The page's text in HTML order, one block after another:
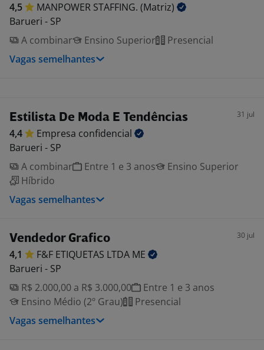
4,5 MANPOWER STAFFING. (Matriz)
Barueri - SP
A combinar
Ensino Superior
Presencial
Vagas semelhantes
Estilista De Moda E Tendências 31 jul
4,4 Empresa confidencial
Barueri - SP
A combinar
Entre 1 e 3 anos
Ensino Superior
Híbrido
Vagas semelhantes
Vendedor Grafico 30 jul
4,1 F&F ETIQUETAS LTDA ME
Barueri - SP
R$ 2.000,00 a R$ 3.000,00
Entre 1 e 3 anos
Ensino Médio (2º Grau)
Presencial
Vagas semelhantes